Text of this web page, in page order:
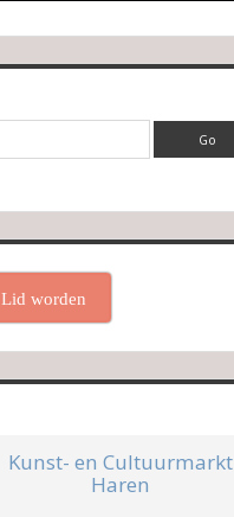
Lid worden
Kunst- en Cultuurmarkt
Haren